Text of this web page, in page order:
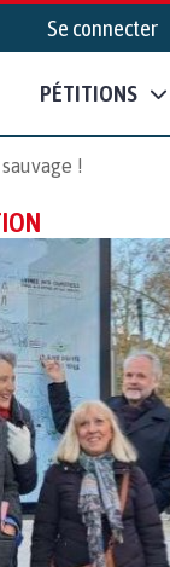
Se connecter
PÉTITIONS
!